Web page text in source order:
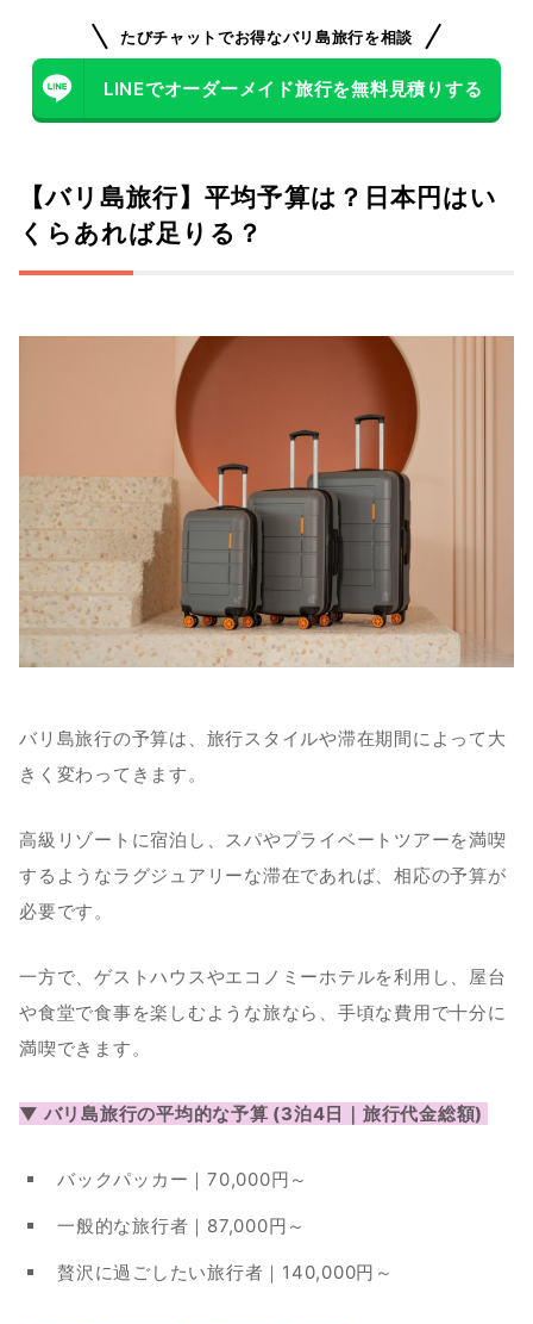
たびチャットでお得なバリ島旅行を相談
LINEでオーダーメイド旅行を無料見積りする
【バリ島旅行】平均予算は？日本円はい
くらあれば足りる？
バリ島旅行の予算は、旅行スタイルや滞在期間によって大
きく変わってきます。
高級リゾートに宿泊し、スパやプライベートツアーを満喫
するようなラグジュアリーな滞在であれば、相応の予算が
必要です。
一方で、ゲストハウスやエコノミーホテルを利用し、屋台
や食堂で食事を楽しむような旅なら、手頃な費用で十分に
満喫できます。
▼ バリ島旅行の平均的な予算 (3泊4日｜旅行代金総額)
バックパッカー｜70,000円～
一般的な旅行者｜87,000円～
贅沢に過ごしたい旅行者｜140,000円～